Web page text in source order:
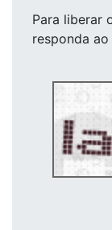
Para liberar
responda